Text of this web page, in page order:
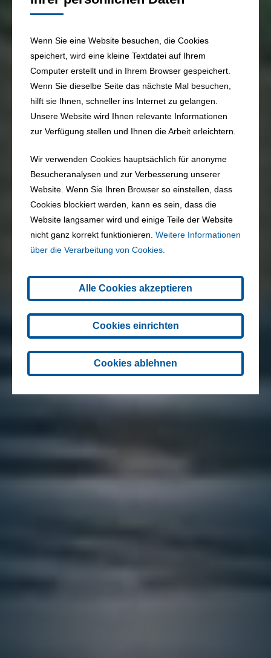
Wenn Sie eine Website besuchen, die Cookies
speichert, wird eine kleine Textdatei auf Ihrem
Computer erstellt und in Ihrem Browser gespeichert.
Wenn Sie dieselbe Seite das nächste Mal besuchen,
hilft sie Ihnen, schneller ins Internet zu gelangen.
Unsere Website wird Ihnen relevante Informationen
zur Verfügung stellen und Ihnen die Arbeit erleichtern.
Wir verwenden Cookies hauptsächlich für anonyme
Besucheranalysen und zur Verbesserung unserer
Website. Wenn Sie Ihren Browser so einstellen, dass
Cookies blockiert werden, kann es sein, dass die
Website langsamer wird und einige Teile der Website
nicht ganz korrekt funktionieren. Weitere Informationen
über die Verarbeitung von Cookies.
Alle Cookies akzeptieren
Cookies einrichten
Cookies ablehnen